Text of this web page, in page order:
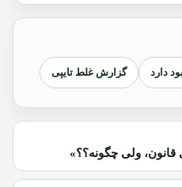
دارد گزارش غلط تایپی
قانون، ولی چگونه؟؟»